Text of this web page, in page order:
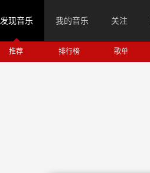
发现音乐 我的音乐 关注
推荐 排行榜 歌单